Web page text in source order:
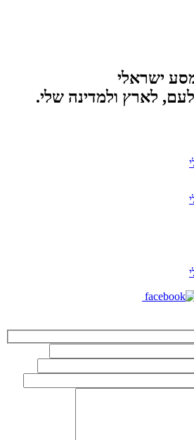
ישראלי
לארץ ולמדינה שלי.